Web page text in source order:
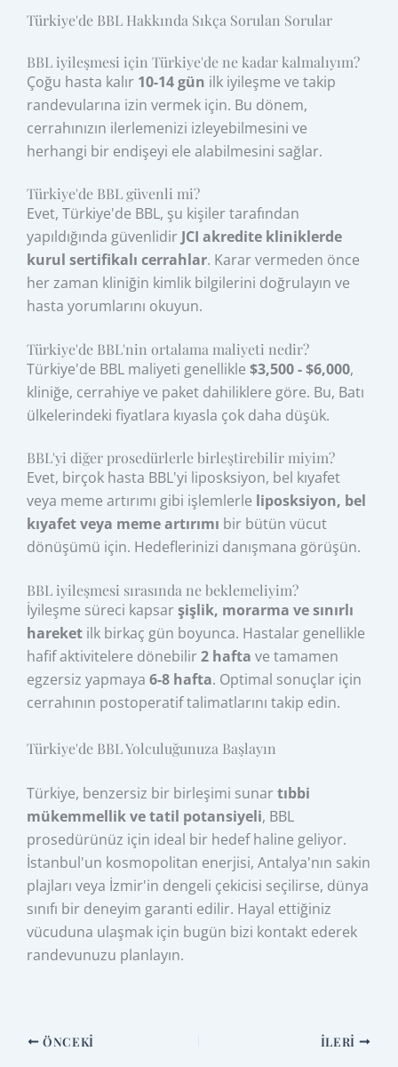
Türkiye'de BBL Hakkında Sıkça Sorulan Sorular
BBL iyileşmesi için Türkiye'de ne kadar kalmalıyım?
Çoğu hasta kalır 10-14 gün ilk iyileşme ve takip
randevularına izin vermek için. Bu dönem,
cerrahınızın ilerlemenizi izleyebilmesini ve
herhangi bir endişeyi ele alabilmesini sağlar.
Türkiye'de BBL güvenli mi?
Evet, Türkiye'de BBL, şu kişiler tarafından
yapıldığında güvenlidir JCI akredite kliniklerde
kurul sertifikalı cerrahlar. Karar vermeden önce
her zaman kliniğin kimlik bilgilerini doğrulayın ve
hasta yorumlarını okuyun.
Türkiye'de BBL'nin ortalama maliyeti nedir?
Türkiye'de BBL maliyeti genellikle$3,500 - $6,000,
kliniğe, cerrahiye ve paket dahiliklere göre. Bu, Batı
ülkelerindeki fiyatlara kıyasla çok daha düşük.
BBL'yi diğer prosedürlerle birleştirebilir miyim?
Evet, birçok hasta BBL'yi liposksiyon, bel kıyafet
veya meme artırımı gibi işlemlerle liposksiyon, bel
kıyafet veya meme artırımı bir bütün vücut
dönüşümü için. Hedeflerinizi danışmana görüşün.
BBL iyileşmesi sırasında ne beklemeliyim?
İyileşme süreci kapsarşişlik, morarma ve sınırlı
hareket ilk birkaç gün boyunca. Hastalar genellikle
hafif aktivitelere dönebilir2 hafta ve tamamen
egzersiz yapmaya6-8 hafta. Optimal sonuçlar için
cerrahının postoperatif talimatlarını takip edin.
Türkiye'de BBL Yolculuğunuza Başlayın
Türkiye, benzersiz bir birleşimi sunartıbbi
mükemmellik ve tatil potansiyeli, BBL
prosedürünüz için ideal bir hedef haline geliyor.
İstanbul'un kosmopolitan enerjisi, Antalya'nın sakin
plajları veya İzmir'in dengeli çekicisi seçilirse, dünya
sınıfı bir deneyim garanti edilir. Hayal ettiğiniz
vücuduna ulaşmak için bugün bizi kontakt ederek
randevunuzu planlayın.
ÖNCEKI İLERI